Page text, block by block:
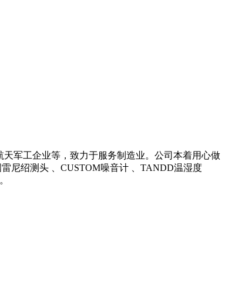
军工企业等，致力于服务制造业。公司本着用心做
尼绍测头 、CUSTOM噪音计 、TANDD温湿度